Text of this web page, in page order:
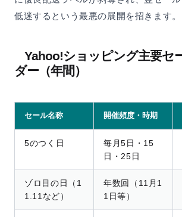
低迷するという最悪の展開を招きます。
Yahoo!ショッピング主要セ
ダー（年間）
セール名称 開催頻度・時期
5のつく日
毎月5日・15
日・25日
ゾロ目の日（1
1.11など）
年数回（11月1
1日等）